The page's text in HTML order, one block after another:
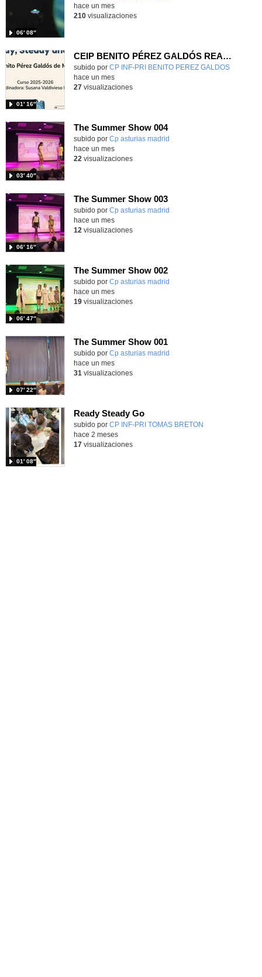
06′ 08″
hace un mes
210visualizaciones
CEIP BENITO PÉREZ GALDÓS READY, STEADY & GO
Contenido educativo.
subido por CP INF-PRI BENITO PEREZ GALDOS
01′ 16″
-
hace un mes
27visualizaciones
The Summer Show 004
Contenido educativo.
subido por Cp asturias madrid
03′ 40″
hace un mes
22 visualizaciones
The Summer Show 003
Contenido educativo.
subido por Cp asturias madrid
06′ 16″
hace un mes
12 visualizaciones
The Summer Show 002
Contenido educativo.
subido por Cp asturias madrid
06′ 47″
hace un mes
19visualizaciones
The Summer Show 001
Contenido educativo.
subido por Cp asturias madrid
07′ 22″
hace un mes
31 visualizaciones
Ready Steady Go
Contenido educativo.
subido por CP INF-PRI TOMAS BRETON
01′ 08″
hace 2 meses
17visualizaciones